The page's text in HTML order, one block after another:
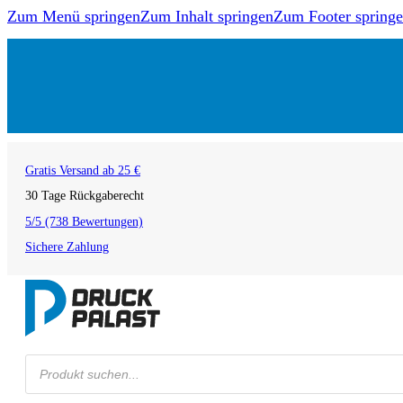
Zum Menü springenZum Inhalt springenZum Footer
Gratis Versand ab 25 €
30 Tage Rückgaberecht
5/5 (738 Bewertungen)
Sichere Zahlung
Products
search